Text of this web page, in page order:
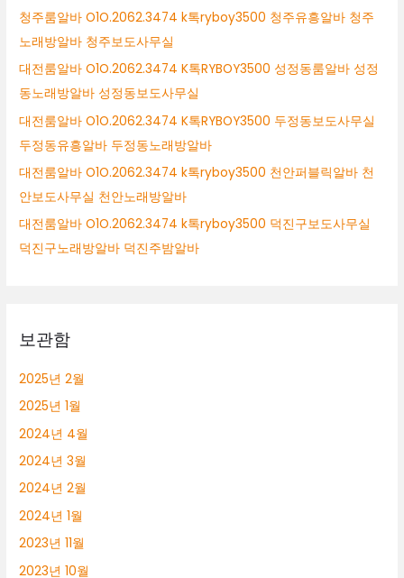
알
바
구
미
시
퍼
블
릭
바
구
미
룸
바
청주룸알바 O1O.2062.3474 k톡ryboy3500 청주유흥알바 청주
노래방알바 청주보도사무실
대전룸알바 O1O.2062.3474 K톡RYBOY3500 성정동룸알바 성정
동노래방알바 성정동보도사무실
대전룸알바 O1O.2062.3474 K톡RYBOY3500 두정동보도사무실
두정동유흥알바 두정동노래방알바
대전룸알바 O1O.2062.3474 k톡ryboy3500 천안퍼블릭알바 천
안보도사무실 천안노래방알바
대전룸알바 O1O.2062.3474 k톡ryboy3500 덕진구보도사무실
덕진구노래방알바 덕진주밤알바
보관함
2025년 2월
2025년 1월
2024년 4월
2024년 3월
2024년 2월
2024년 1월
2023년 11월
2023년 10월